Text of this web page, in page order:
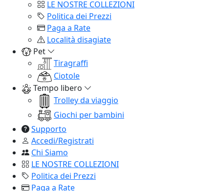
LE NOSTRE COLLEZIONI
Politica dei Prezzi
Paga a Rate
Località disagiate
Pet
Tiragraffi
Ciotole
Tempo libero
Trolley da viaggio
Giochi per bambini
Supporto
Accedi/Registrati
Chi Siamo
LE NOSTRE COLLEZIONI
Politica dei Prezzi
Paga a Rate